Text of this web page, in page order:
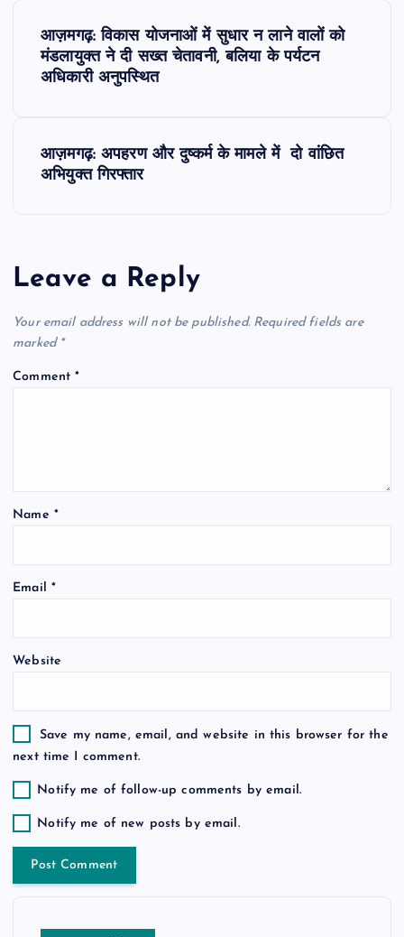
v
i
g
i
n
आज़मगढ़: विकास योजनाओं में सुधार न लाने वालों को
मंडलायुक्त ने दी सख्त चेतावनी, बलिया के पर्यटन
अधिकारी अनुपस्थित
आज़मगढ़: अपहरण और दुष्कर्म के मामले में दो वांछित
अभियुक्त गिरफ्तार
Leave a Reply
Your email address will not be published. Required fields are
marked *
Comment*
Name *
Email *
Website
Save my name, email, and website in this browser for the
next time I comment.
Notify me of follow-up comments by email.
Notify me of new posts by email.